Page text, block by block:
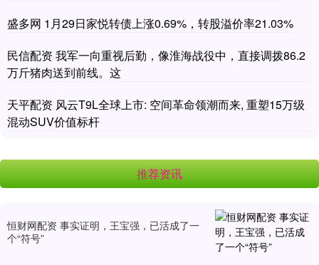
盛多网 1月29日家悦转债上涨0.69%，转股溢价率21.03%
民信配资 我军一向重视后勤，像淮海战役中，直接调拨86.2
万斤猪肉送到前线。这
天平配资 风云T9L全球上市: 空间革命领潮而来, 重塑15万级
混动SUV价值标杆
推荐资讯
恒财网配资 事实证明，王宝强，已活成了一
个“符号”